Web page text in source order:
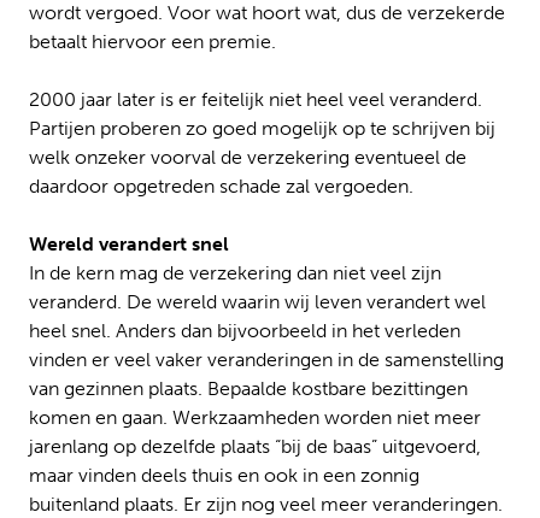
wordt vergoed. Voor wat hoort wat, dus de verzekerde
betaalt hiervoor een premie.
2000 jaar later is er feitelijk niet heel veel veranderd.
Partijen proberen zo goed mogelijk op te schrijven bij
welk onzeker voorval de verzekering eventueel de
daardoor opgetreden schade zal vergoeden.
Wereld verandert snel
In de kern mag de verzekering dan niet veel zijn
veranderd. De wereld waarin wij leven verandert wel
heel snel. Anders dan bijvoorbeeld in het verleden
vinden er veel vaker veranderingen in de samenstelling
van gezinnen plaats. Bepaalde kostbare bezittingen
komen en gaan. Werkzaamheden worden niet meer
jarenlang op dezelfde plaats “bij de baas” uitgevoerd,
maar vinden deels thuis en ook in een zonnig
buitenland plaats. Er zijn nog veel meer veranderingen.